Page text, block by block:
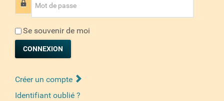
Mot de passe
Se souvenir de moi
CONNEXION
Créer un compte
Identifiant oublié ?